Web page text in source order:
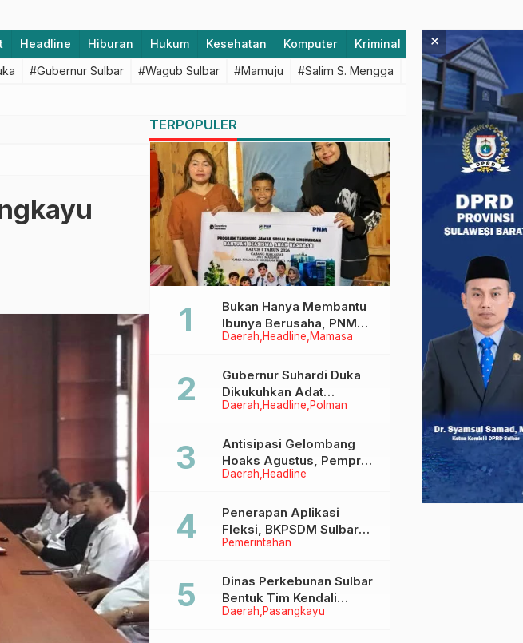
Headline Hiburan Hukum Kesehatan Komputer Kriminal Lifestyle
#Gubernur Sulbar #Wagub Sulbar #Mamuju #Salim S. Mengga #featured #Polda
TERPOPULER
Daerah Headline Mamasa
Bukan Hanya Membantu
Ibunya Berusaha, PNM
Juga Menjaga Mimpi
Menggapai Cita-Cita
Daerah Headline Polman
Gubernur Suhardi Duka
Dikukuhkan Adat
Balanipa, Raih Gelar Sulo
Daerah Headline
Antisipasi Gelombang
Hoaks Agustus, Pemprov
Sulbar Ajak Warga Jaga
Pemerintahan
Penerapan Aplikasi
Fleksi, BKPSDM Sulbar
Dorong Transformasi
ASN
Daerah Pasangkayu
Dinas Perkebunan Sulbar
Bentuk Tim Kendali
Internal ICS untuk Dukung
×